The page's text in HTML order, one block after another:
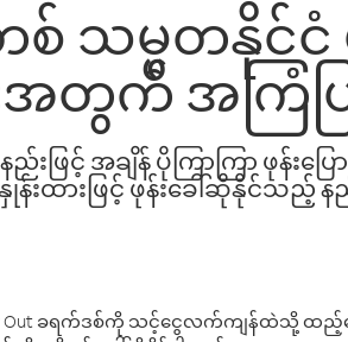
သမ္မတနိုင်ငံ
အတွက် အကြံပ
ဖြင့် အချိန် ပိုကြာကြာ ဖုန်း
းထားဖြင့် ဖုန်းခေါ်ဆိုနိုင်သည့် န
ခရက်ဒစ်ကို သင့်ငွေလက်ကျန်ထဲသို့ ထည့်ပ